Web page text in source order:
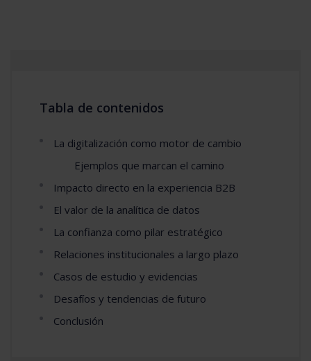
Tabla de contenidos
La digitalización como motor de cambio
Ejemplos que marcan el camino
Impacto directo en la experiencia B2B
El valor de la analítica de datos
La confianza como pilar estratégico
Relaciones institucionales a largo plazo
Casos de estudio y evidencias
Desafíos y tendencias de futuro
Conclusión